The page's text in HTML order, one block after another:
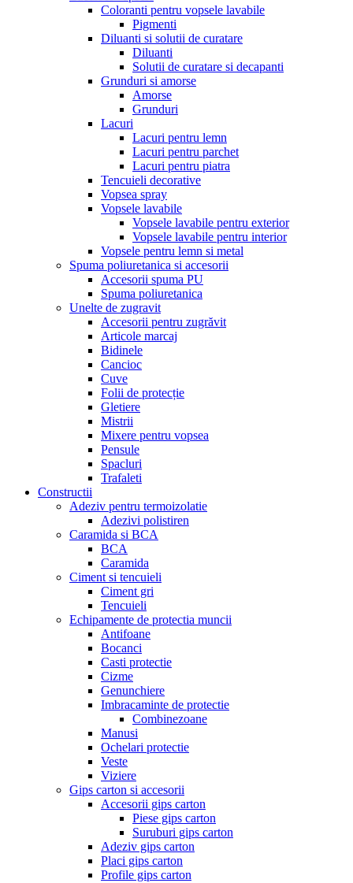
Coloranti pentru vopsele lavabile
Pigmenti
Diluanti si solutii de curatare
Diluanti
Solutii de curatare si decapanti
Grunduri si amorse
Amorse
Grunduri
Lacuri
Lacuri pentru lemn
Lacuri pentru parchet
Lacuri pentru piatra
Tencuieli decorative
Vopsea spray
Vopsele lavabile
Vopsele lavabile pentru exterior
Vopsele lavabile pentru interior
Vopsele pentru lemn si metal
Spuma poliuretanica si accesorii
Accesorii spuma PU
Spuma poliuretanica
Unelte de zugravit
Accesorii pentru zugrăvit
Articole marcaj
Bidinele
Cancioc
Cuve
Folii de protecție
Gletiere
Mistrii
Mixere pentru vopsea
Pensule
Spacluri
Trafaleti
Constructii
Adeziv pentru termoizolatie
Adezivi polistiren
Caramida si BCA
BCA
Caramida
Ciment si tencuieli
Ciment gri
Tencuieli
Echipamente de protectia muncii
Antifoane
Bocanci
Casti protectie
Cizme
Genunchiere
Imbracaminte de protectie
Combinezoane
Manusi
Ochelari protectie
Veste
Viziere
Gips carton si accesorii
Accesorii gips carton
Piese gips carton
Suruburi gips carton
Adeziv gips carton
Placi gips carton
Profile gips carton